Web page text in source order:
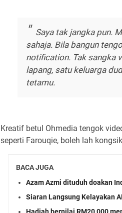
Saya tak jangka pun.
sahaja. Bila bangun
notification. Tak sangka
lapang, satu keluarga
tetamu.
Kreatif betul Ohmedia tengok
seperti Farouqie, boleh lah
BACA JUGA
Azam Azmi dituduh doakan
Siaran Langsung Kelayakan